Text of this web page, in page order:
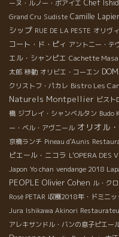
ーヌ・ルノー・ボアイエ Chef
Grand Cru Sudiste Camille
シップ RUE DE LA PESTE オリヴ
コート・ド・ピィ アントニー・テ
エル・シャンピエ Cachette
太郎 移動 オリビエ・コーエン
クリストフ・パカレ Bistro Les
Naturels Montpellier ビスト
橋 ジブレイ・シャンベルタン Budo
ー・ベル・アヴニール オリオル
京橋ランチ Pineau d'Aunis
ピエール・ニコラ L'OPERA DES
Japon Yo chan vendange 2018
PEOPLE Olivier Cohen ル・ク
Rosé PETAR 収穫2018年・ドミニッ
Jura Ishikawa Akinori
アレキサンドル・バンの息子ピエー